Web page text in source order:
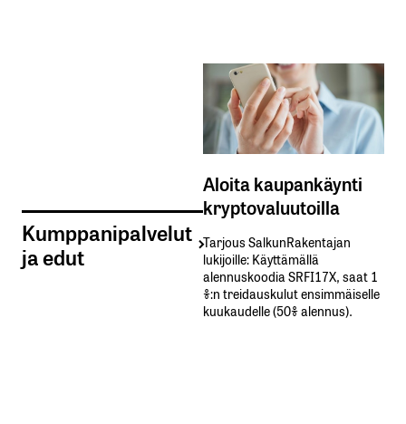
Kumppanipalvelut
ja edut
Aloita kaupankäynti
kryptovaluutoilla
Tarjous SalkunRakentajan
lukijoille: Käyttämällä​ ​
alennuskoodia​ ​SRFI17X,​ ​saat​ ​1
%:n treidauskulut​ ​ensimmäiselle​ ​
kuukaudelle​ ​(50%​ ​alennus).